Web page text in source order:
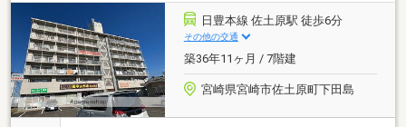
日豊本線 佐土原駅 徒歩6分
その他の交通
築36年11ヶ月 / 7階建
宮崎県宮崎市佐土原町下田島